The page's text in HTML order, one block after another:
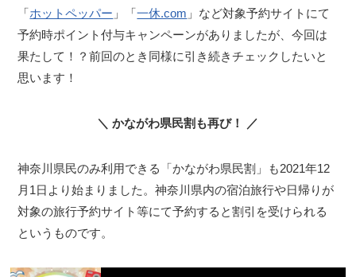
「ホットペッパー 」「一休.com 」など対象予約サイトにて
予約時ポイント付与キャンペーンがありましたが、今回は
果たして！？前回のとき同様に引き続きチェックしたいと
思います！
＼ かながわ県民割も再び！ ／
神奈川県民のみ利用できる「かながわ県民割」も2021年12
月1日より始まりました。神奈川県内の宿泊旅行や日帰りが
対象の旅行予約サイト等にて予約すると割引を受けられる
というものです。